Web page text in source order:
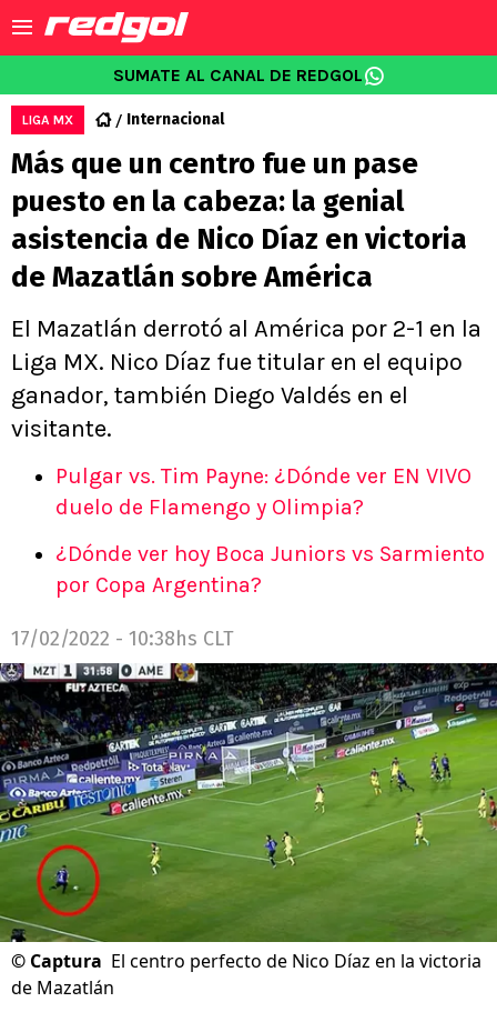
SUMATE AL CANAL DE REDGOL
LIGA MX Internacional
Más que un centro fue un pase
puesto en la cabeza: la genial
asistencia de Nico Díaz en victoria
de Mazatlán sobre América
El Mazatlán derrotó al América por 2-1 en la
Liga MX. Nico Díaz fue titular en el equipo
ganador, también Diego Valdés en el
visitante.
Pulgar vs. Tim Payne: ¿Dónde ver EN VIVO
duelo de Flamengo y Olimpia?
¿Dónde ver hoy Boca Juniors vs Sarmiento
por Copa Argentina?
17/02/2022 - 10:38hs CLT
© Captura El centro perfecto de Nico Díaz en la victoria
de Mazatlán